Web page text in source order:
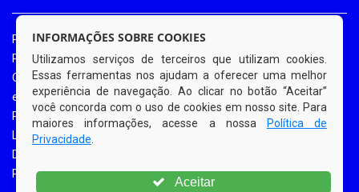
Portal da Transparência
Portal da Transparência COVID-19
Ouvidoria Eletrônica
e-SIC
Processos de Licitação
Licitações em Andamento
Diário Oficial
Portal do Contribuinte
INFORMAÇÕES SOBRE COOKIES
Utilizamos serviços de terceiros que utilizam cookies.
Essas ferramentas nos ajudam a oferecer uma melhor
experiência de navegação. Ao clicar no botão “Aceitar”
você concorda com o uso de cookies em nosso site. Para
maiores informações, acesse a nossa
Política de
Privacidade
Aceitar